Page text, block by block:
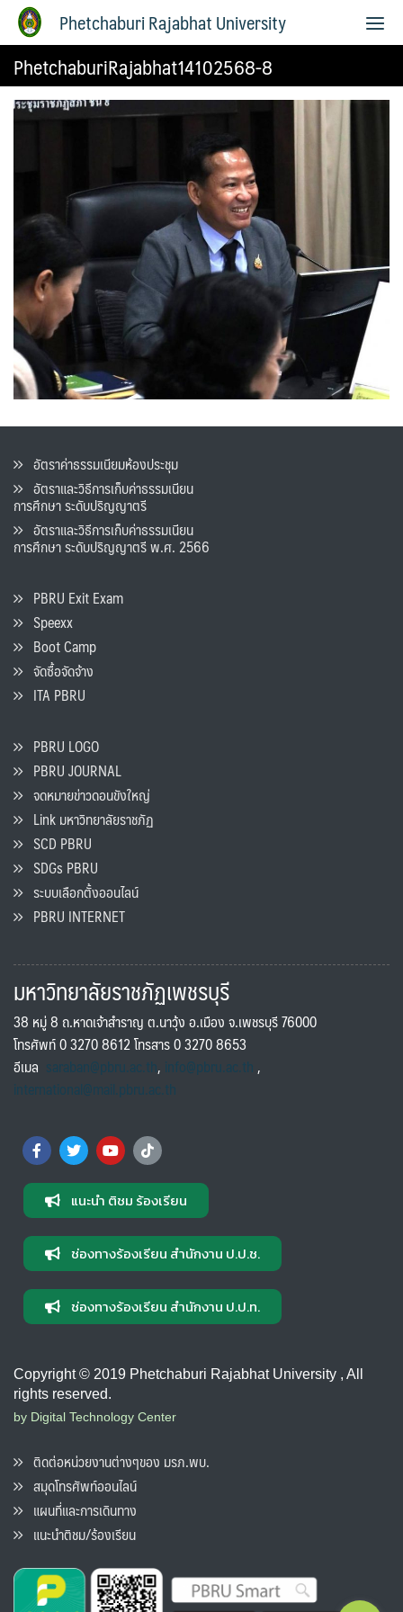
Phetchaburi Rajabhat University
PhetchaburiRajabhat14102568-8
อัตราค่าธรรมเนียมห้องประชุม
อัตราและวิธีการเก็บค่าธรรมเนียน
การศึกษา ระดับปริญญาตรี
อัตราและวิธีการเก็บค่าธรรมเนียน
การศึกษา ระดับปริญญาตรี พ.ศ. 2566
PBRU Exit Exam
Speexx
Boot Camp
จัดซื้อจัดจ้าง
ITA PBRU
PBRU LOGO
PBRU JOURNAL
จดหมายข่าวดอนขังใหญ่
Link มหาวิทยาลัยราชภัฏ
SCD PBRU
SDGs PBRU
ระบบเลือกตั้งออนไลน์
PBRU INTERNET
มหาวิทยาลัยราชภัฏเพชรบุรี
38 หมู่ 8 ถ.หาดเจ้าสำราญ ต.นาวุ้ง อ.เมือง จ.เพชรบุรี 76000
โทรศัพท์ 0 3270 8612 โทรสาร 0 3270 8653
อีเมล saraban@pbru.ac.th, info@pbru.ac.th,
international@mail.pbru.ac.th
แนะนำ ติชม ร้องเรียน
ช่องทางร้องเรียน สำนักงาน ป.ป.ช.
ช่องทางร้องเรียน สำนักงาน ป.ป.ท.
Copyright © 2019 Phetchaburi Rajabhat University , All
rights reserved.
by Digital Technology Center
ติดต่อหน่วยงานต่างๆของ มรภ.พบ.
สมุดโทรศัพท์ออนไลน์
แผนที่และการเดินทาง
แนะนำติชม/ร้องเรียน